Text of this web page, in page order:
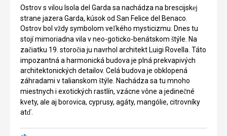
Ostrov s vilou Isola del Garda sa nachádza na brescijskej
strane jazera Garda, kúsok od San Felice del Benaco.
Ostrov bol vždy symbolom veľkého mysticizmu. Dnes tu
stojí mimoriadna vila v neo-goticko-benátskom štýle. Na
začiatku 19. storočia ju navrhol architekt Luigi Rovella. Táto
impozantná a harmonická budova je plná prekvapivých
architektonických detailov. Celá budova je obklopená
záhradami v talianskom štýle. Nachádza sa tu mnoho
miestnych i exotických rastlín, vzácne vône a jedinečné
kvety, ale aj borovica, cyprusy, agáty, mangólie, citrovníky
atď
postavený
prvej
polovici
storoč ia
nášho
letopočtu,
známe
čia.
Tvor
kolepej u
súkromnú
stavbu
achtilého
charakteru
severného